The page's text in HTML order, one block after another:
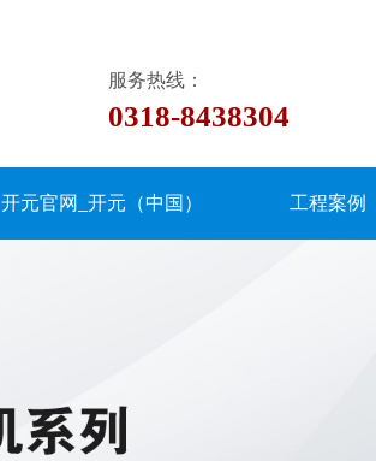
服务热线：
0318-8438304
开元官网_开元（中国） 工程案例